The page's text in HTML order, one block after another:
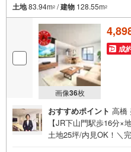
土地83.94m2 /建物 128.55m2
画像36枚
成
おすすめポイント 高橋
【JR下山門駅歩16分×
土地25坪/内見OK！＼